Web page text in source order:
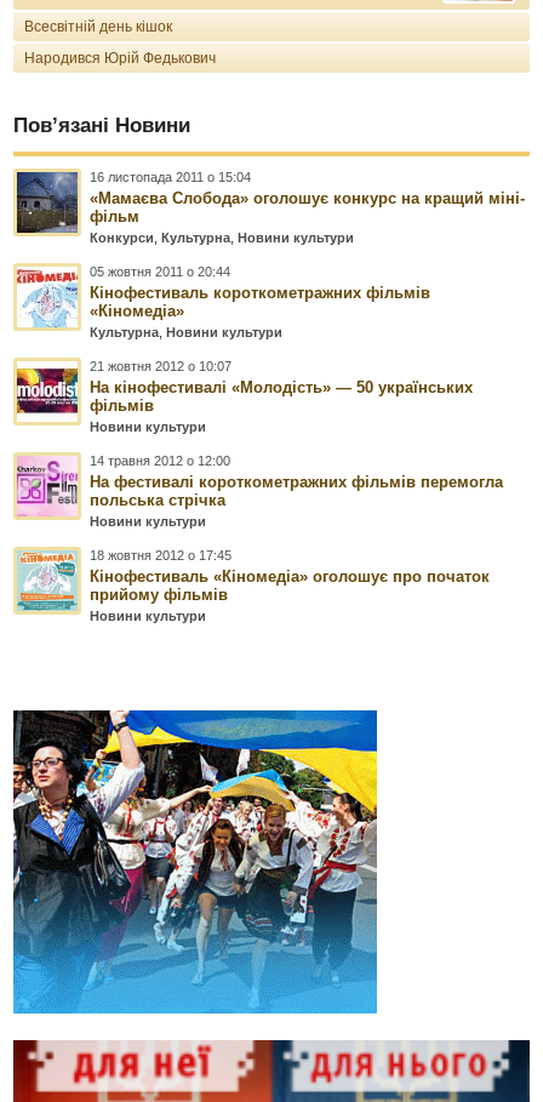
Всесвітній день кішок
Народився Юрій Федькович
Пов’язані Новини
16 листопада 2011 о 15:04
«Мамаєва Слобода» оголошує конкурс на кращий міні-
фільм
Конкурси ,Культурна ,Новини культури
05 жовтня 2011 о 20:44
Кінофестиваль короткометражних фільмів
«Кіномедіа»
Культурна ,Новини культури
21 жовтня 2012 о 10:07
На кінофестивалі «Молодість» — 50 українських
фільмів
Новини культури
14 травня 2012 о 12:00
На фестивалі короткометражних фільмів перемогла
польська стрічка
Новини культури
18 жовтня 2012 о 17:45
Кінофестиваль «Кіномедіа» оголошує про початок
прийому фільмів
Новини культури